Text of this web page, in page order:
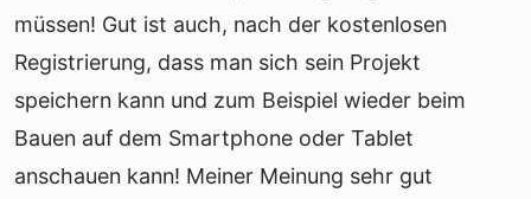
müssen! Gut ist auch, nach der kostenlosen
Registrierung, dass man sich sein Projekt
speichern kann und zum Beispiel wieder beim
Bauen auf dem Smartphone oder Tablet
anschauen kann! Meiner Meinung sehr gut